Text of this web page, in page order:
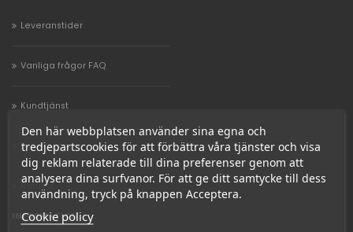
Leveranstider
Vanliga frågor FAQ
Kundtjänst
Betalmetoder
Returer
INFORMATION
Den här webbplatsen använder sina egna och
tredjepartscookies för att förbättra våra tjänster och visa
dig reklam relaterade till dina preferenser genom att
analysera dina surfvanor. För att ge ditt samtycke till dess
användning, tryck på knappen Acceptera.
Cookie policy